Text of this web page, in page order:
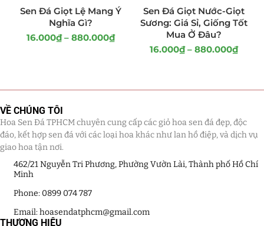
Cây Sen Đá Giá Sỉ
Chậu Sen Đá Mini
Lũa Hồ Điệp Sen Đá
Tiểu Cảnh Lan Sen Đá (63)
Hoa Ngày Lễ 8/3 (38)
Hoa Tặng 14/2
Hoa Tặng 20/10
Sen Đá Giọt Lệ Mang Ý
Nghĩa Gì?
16.000₫ – 880.000₫
Sen Đá Giọt Nước-Giọt
Sương: Giá Sỉ, Giống Tốt
Mua Ở Đâu?
16.000₫ – 880.000₫
VỀ CHÚNG TÔI
Hoa Sen Đá TPHCM chuyên cung cấp các giỏ hoa sen đá đẹp, độc
đáo, kết hợp sen đá với các loại hoa khác như lan hồ điệp, và dịch vụ
giao hoa tận nơi.
462/21 Nguyễn Tri Phương, Phường Vườn Lài, Thành phố Hồ Chí
Minh
Phone: 0899 074 787
Email: hoasendatphcm@gmail.com
THƯƠNG HIỆU